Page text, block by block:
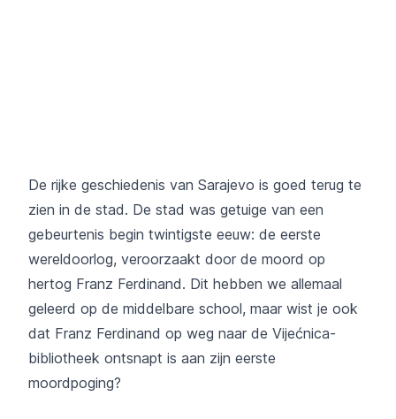
De rijke geschiedenis van Sarajevo is goed terug te
zien in de stad. De stad was getuige van een
gebeurtenis begin twintigste eeuw: de eerste
wereldoorlog, veroorzaakt door de moord op
hertog Franz Ferdinand. Dit hebben we allemaal
geleerd op de middelbare school, maar wist je ook
dat Franz Ferdinand op weg naar de Vijećnica-
bibliotheek ontsnapt is aan zijn eerste
moordpoging?